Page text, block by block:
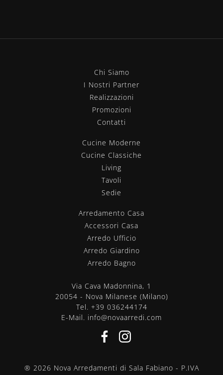
Chi Siamo
I Nostri Partner
Realizzazioni
Promozioni
Contatti
Cucine Moderne
Cucine Classiche
Living
Tavoli
Sedie
Arredamento Casa
Accessori Casa
Arredo Ufficio
Arredo Giardino
Arredo Bagno
Via Cava Madonnina, 1
20054 - Nova Milanese (Milano)
Tel. +39 036244174
E-Mail. info@novaarredi.com
® 2026 Nova Arredamenti di Sala Fabiano - P.IVA